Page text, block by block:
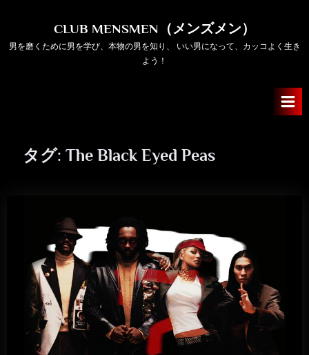
content
CLUB MENSMEN（メンズメン）
男を磨くために男を学び、本物の男を知り、 いい男になって、カッコよく生き
よう！
タグ: The Black Eyed Peas